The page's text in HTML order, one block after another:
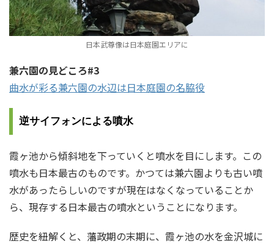
日本武尊像は日本庭園エリアに
兼六園の見どころ#3
曲水が彩る兼六園の水辺は日本庭園の名脇役
逆サイフォンによる噴水
霞ヶ池から傾斜地を下っていくと噴水を目にします。この
噴水も日本最古のものです。かつては兼六園よりも古い噴
水があったらしいのですが現在はなくなっていることか
ら、現存する日本最古の噴水ということになります。
歴史を紐解くと、藩政期の末期に、霞ヶ池の水を金沢城に